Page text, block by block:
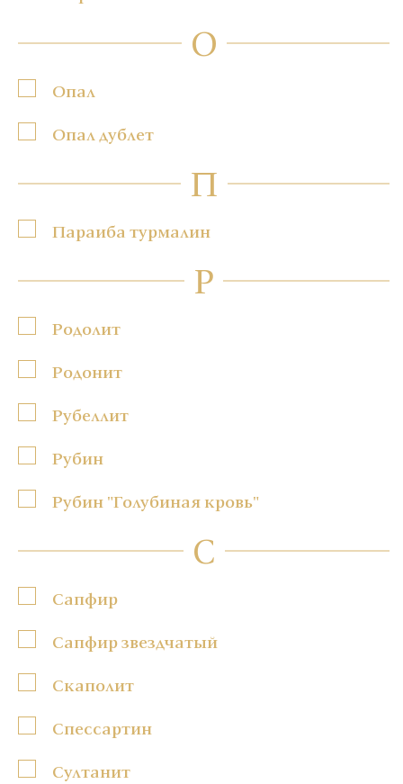
О
Опал
Опал дублет
П
Параиба турмалин
Р
Родолит
Родонит
Рубеллит
Рубин
Рубин "Голубиная кровь"
С
Сапфир
Сапфир звездчатый
Скаполит
Спессартин
Султанит